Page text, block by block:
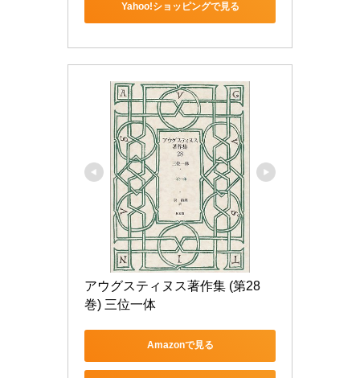
Yahoo!ショッピングで見る
アウグスティヌス著作集 (第28
巻) 三位一体
Amazonで見る